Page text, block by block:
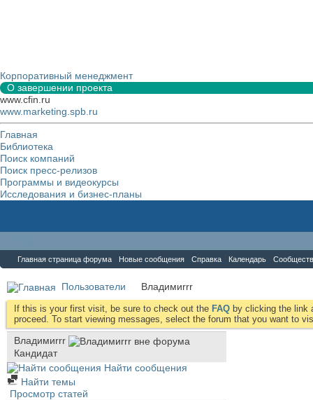
Корпоративный менеджмент
О завершении проекта
www.cfin.ru
www.marketing.spb.ru
Главная
Библиотека
Поиск компаний
Поиск пресс-релизов
Программы и видеокурсы
Исследования и бизнес-планы
Главная страница форума Новые сообщения Справка Календарь
Пользователи Владимиrrr
If this is your first visit, be sure to check out the FAQ by clicking the link
proceed. To start viewing messages, select the forum that you want to
Владимиrrr
Кандидат
Найти сообщения
Найти темы
Просмотр статей